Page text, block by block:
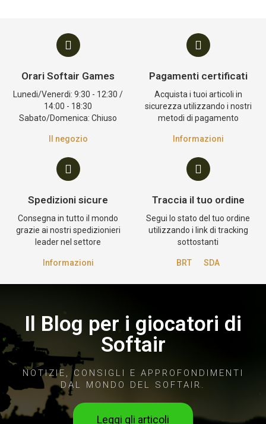
Orari Softair Games
Lunedi/Venerdi: 9:30 - 12:30 /
14:00 - 18:30
Sabato/Domenica: Chiuso
Il negozio
Pagamenti certificati
Acquista i tuoi articoli in
sicurezza utilizzando i nostri
metodi di pagamento
Informazioni
Spedizioni sicure
Consegna in tutto il mondo
grazie ai nostri spedizionieri
leader nel settore
Informazioni
Traccia il tuo ordine
Segui lo stato del tuo ordine
utilizzando i link di tracking
sottostanti
BRT SDA
Il Blog per i giocatori di
Softair
NOTIZIE, CONSIGLI E APPROFONDIMENTI
DAL MONDO DEL SOFTAIR.
Leggi gli articoli